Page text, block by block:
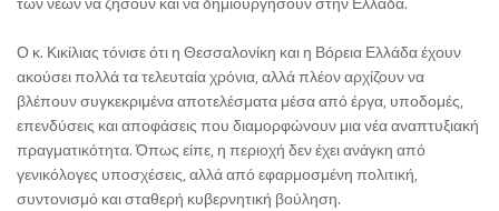
Ο κ. Κικίλιας τόνισε ότι η Θεσσαλονίκη και η Βόρεια Ελλάδα έχουν
ακούσει πολλά τα τελευταία χρόνια, αλλά πλέον αρχίζουν να
βλέπουν συγκεκριμένα αποτελέσματα μέσα από έργα, υποδομές,
επενδύσεις και αποφάσεις που διαμορφώνουν μια νέα αναπτυξιακή
πραγματικότητα. Όπως είπε, η περιοχή δεν έχει ανάγκη από
γενικόλογες υποσχέσεις, αλλά από εφαρμοσμένη πολιτική,
συντονισμό και σταθερή κυβερνητική βούληση.